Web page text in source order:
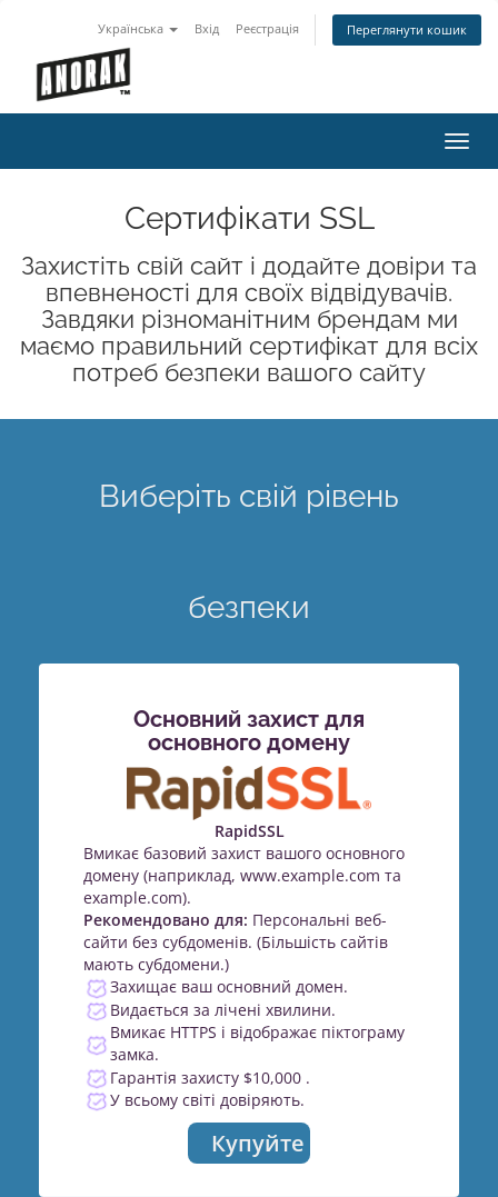
Українська Вхід Реєстрація Переглянути кошик
Сертифікати SSL
Захистіть свій сайт і додайте довіри та
впевненості для своїх відвідувачів.
Завдяки різноманітним брендам ми
маємо правильний сертифікат для всіх
потреб безпеки вашого сайту
Виберіть свій рівень
безпеки
Основний захист для
основного домену
RapidSSL
Вмикає базовий захист вашого основного
домену (наприклад, www.example.com та
example.com).
Рекомендовано для: Персональні веб-
сайти без субдоменів. (Більшість сайтів
мають субдомени.)
Захищає ваш основний домен.
Видається за лічені хвилини.
Вмикає HTTPS і відображає піктограму
замка.
Гарантія захисту $10,000 .
У всьому світі довіряють.
Купуйте